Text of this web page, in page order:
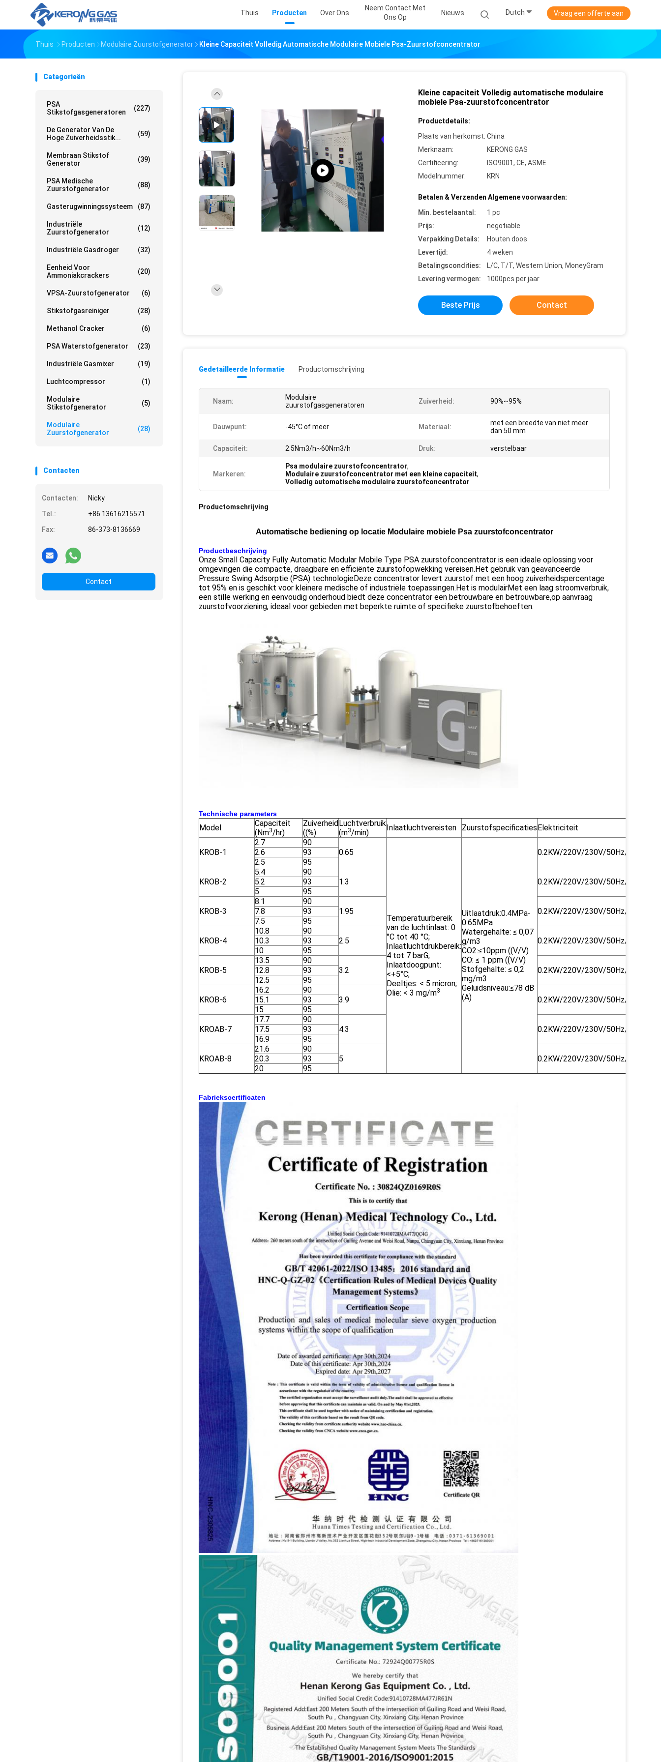
Thuis Producten Over Ons
Neem Contact Met
Ons Op
Nieuws Dutch Vraag een offerte aan
Thuis Producten Modulaire Zuurstofgenerator Kleine Capaciteit Volledig Automatische Modulaire Mobiele Psa-Zuurstofconcentrator
Catagorieën
PSA
Stikstofgasgeneratoren
(227)
De Generator Van De
Hoge Zuiverheidsstik...
(59)
Membraan Stikstof
Generator
(39)
PSA Medische
Zuurstofgenerator
(88)
Gasterugwinningssysteem (87)
Industriële
Zuurstofgenerator
(12)
Industriële Gasdroger (32)
Eenheid Voor
Ammoniakcrackers
(20)
VPSA-Zuurstofgenerator (6)
Stikstofgasreiniger (28)
Methanol Cracker (6)
PSA Waterstofgenerator (23)
Industriële Gasmixer (19)
Luchtcompressor (1)
Modulaire
Stikstofgenerator
(5)
Modulaire
Zuurstofgenerator
(28)
Contacten
Contacten:
Nicky
Tel.:
+86 13616215571
Fax:
86-373-8136669
Contact
Kleine capaciteit Volledig automatische modulaire
mobiele Psa-zuurstofconcentrator
Productdetails:
Plaats van herkomst: China
Merknaam:
KERONG GAS
Certificering:
ISO9001, CE, ASME
Modelnummer:
KRN
Betalen & Verzenden Algemene voorwaarden:
Min. bestelaantal:
1 pc
Prijs:
negotiable
Verpakking Details:
Houten doos
Levertijd:
4 weken
Betalingscondities:
L/C, T/T, Western Union, MoneyGram
Levering vermogen:
1000pcs per jaar
Beste Prijs Contact
Gedetailleerde Informatie Productomschrijving
Naam:
Modulaire
zuurstofgasgeneratoren
Zuiverheid: 90%~95%
Dauwpunt: -45°C of meer Materiaal:
met een breedte van niet meer
dan 50 mm
Capaciteit: 2.5Nm3/h~60Nm3/h Druk: verstelbaar
Markeren:
Psa modulaire zuurstofconcentrator,
Modulaire zuurstofconcentrator met een kleine capaciteit,
Volledig automatische modulaire zuurstofconcentrator
Productomschrijving
Automatische bediening op locatie Modulaire mobiele Psa zuurstofconcentrator
Productbeschrijving
Onze Small Capacity Fully Automatic Modular Mobile Type PSA zuurstofconcentrator is een ideale oplossing voor
omgevingen die compacte, draagbare en efficiënte zuurstofopwekking vereisen.Het gebruik van geavanceerde
Pressure Swing Adsorptie (PSA) technologieDeze concentrator levert zuurstof met een hoog zuiverheidspercentage
tot 95% en is geschikt voor kleinere medische of industriële toepassingen.Het is modulairMet een laag stroomverbruik,
een stille werking en eenvoudig onderhoud biedt deze concentrator een betrouwbare en betrouwbare,op aanvraag
zuurstofvoorziening, ideaal voor gebieden met beperkte ruimte of specifieke zuurstofbehoeften.
Technische parameters
Model
Capaciteit
(Nm3/hr)
Zuiverheid
((%)
Luchtverbruik
(m3/min)
Inlaatluchtvereisten Zuurstofspecificaties Elektriciteit
KROB-1
2.7
90
0.65
Temperatuurbereik
van de luchtinlaat: 0
°C tot 40 °C;
Inlaatluchtdrukbereik:
4 tot 7 barG;
Inlaatdoogpunt:
<+5°C;
Deeltjes: < 5 micron;
Olie: < 3 mg/m3
Uitlaatdruk:0.4MPa-
0.65MPa
Watergehalte: ≤ 0,07
g/m3
CO2:≤10ppm ((V/V)
CO: ≤ 1 ppm ((V/V)
Stofgehalte: ≤ 0,2
mg/m3
Geluidsniveau:≤78 dB
(A)
0.2KW/220V/230V/50Hz/60Hz
2.6
93
2.5
95
KROB-2
5.4
90
1.3
0.2KW/220V/230V/50Hz/60Hz
5.2
93
5
95
KROB-3
8.1
90
1.95
0.2KW/220V/230V/50Hz/60Hz
7.8
93
7.5
95
KROB-4
10.8
90
2.5
0.2KW/220V/230V/50Hz/60Hz
10.3
93
10
95
KROB-5
13.5
90
3.2
0.2KW/220V/230V/50Hz/60Hz
12.8
93
12.5
95
KROB-6
16.2
90
3.9
0.2KW/220V/230V/50Hz/60Hz
15.1
93
15
95
KROAB-7
17.7
90
4.3
0.2KW/220V/230V/50Hz/60Hz
17.5
93
16.9
95
KROAB-8
21.6
90
5
0.2KW/220V/230V/50Hz/60Hz
20.3
93
20
95
Fabriekscertificaten